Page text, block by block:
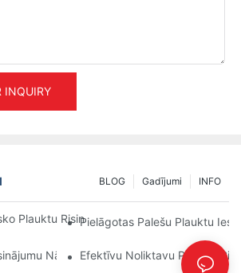
INQUIRY
INFO
Gadījumi
BLOG
Plauktu Risinājumi Efektīvai Noliktavu
Pielāgotas Palešu Plauktu
Nākotne: Tendences Un Inovācijas
Efektīvu Noliktavu Plauktu